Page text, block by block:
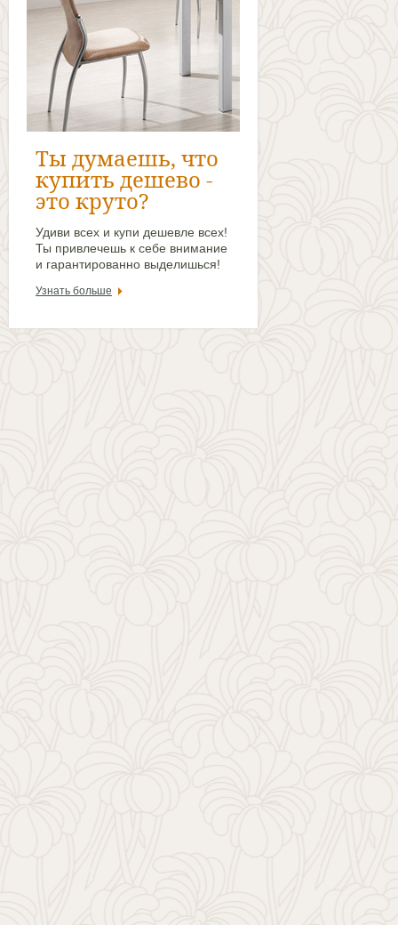
Ты думаешь, что
купить дешево -
это круто?
Удиви всех и купи дешевле всех!
Ты привлечешь к себе внимание
и гарантированно выделишься!
Узнать больше